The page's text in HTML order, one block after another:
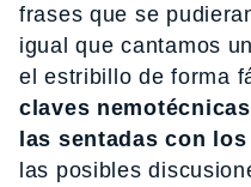
frases que se
igual que cantamos
el estribillo de forma
claves
las sentadas con
las posibles